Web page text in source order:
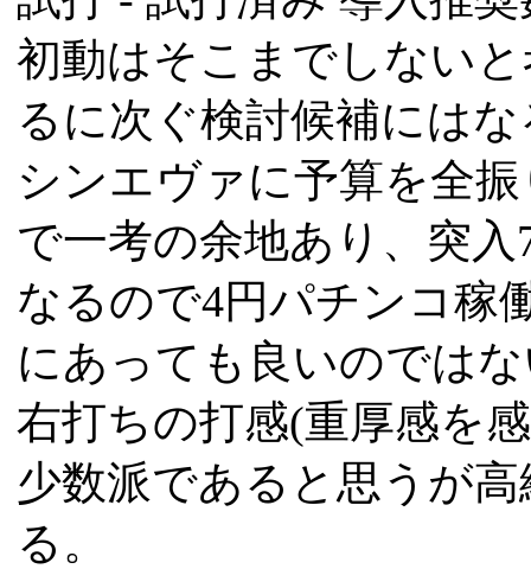
初動はそこまでしない
るに次ぐ検討候補にはな
シンエヴァに予算を全
で一考の余地あり、突入
なるので4円パチンコ稼
にあっても良いのでは
右打ちの打感(重厚感を
少数派であると思うが
る。